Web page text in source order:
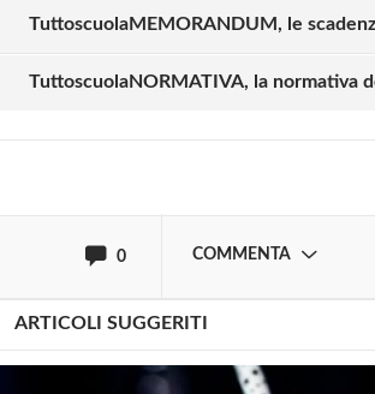
TuttoscuolaMEMORANDUM, le
TuttoscuolaNORMATIVA, la normativa
0 COMMENTA
commentare!
Effettua il Login o Registrati
ARTICOLI SUGGERITI